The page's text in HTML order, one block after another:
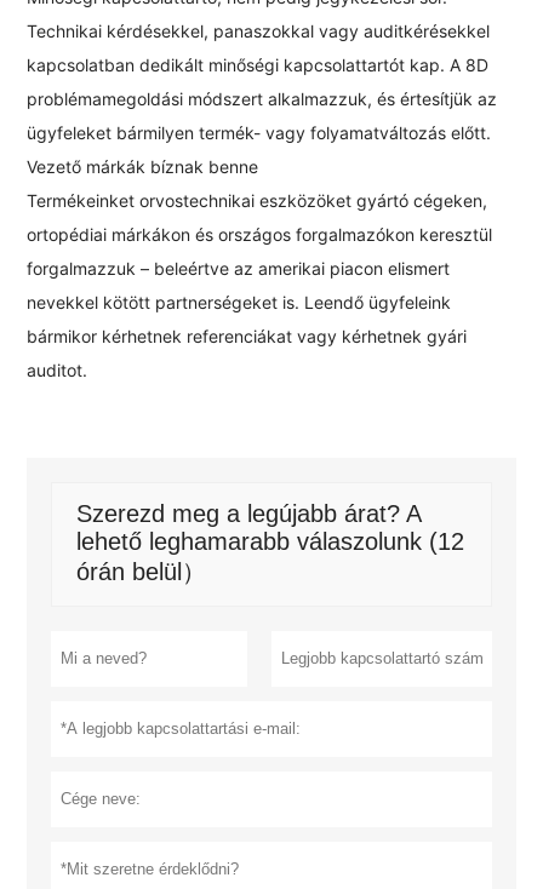
Technikai kérdésekkel, panaszokkal vagy auditkérésekkel
kapcsolatban dedikált minőségi kapcsolattartót kap. A 8D
problémamegoldási módszert alkalmazzuk, és értesítjük az
ügyfeleket bármilyen termék- vagy folyamatváltozás előtt.
Vezető márkák bíznak benne
Termékeinket orvostechnikai eszközöket gyártó cégeken,
ortopédiai márkákon és országos forgalmazókon keresztül
forgalmazzuk – beleértve az amerikai piacon elismert
nevekkel kötött partnerségeket is. Leendő ügyfeleink
bármikor kérhetnek referenciákat vagy kérhetnek gyári
auditot.
Szerezd meg a legújabb árat? A
lehető leghamarabb válaszolunk (12
órán belül）